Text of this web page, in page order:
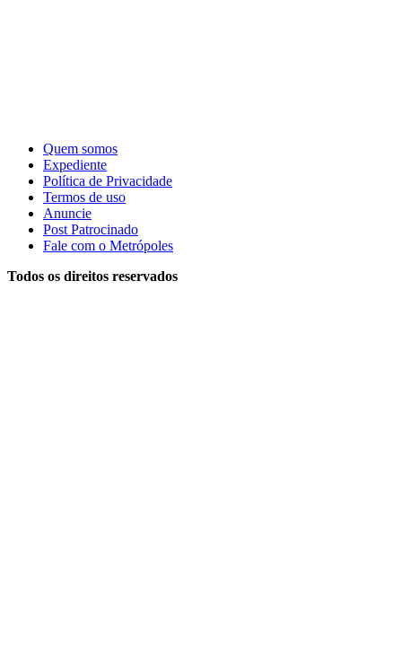
Quem somos
Expediente
Política de Privacidade
Termos de uso
Anuncie
Post Patrocinado
Fale com o Metrópoles
Todos os direitos reservados